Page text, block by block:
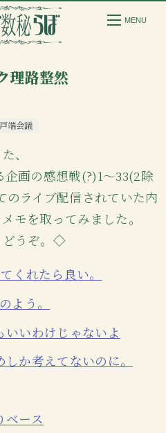
理路整然
端会議
、
画の感想戦(?)1〜33(2除
のライブ配信されていた内
モを取ってみました。
どうぞ。◇
くれたら良い。
よう。
いわけじゃないよ
か考えてないのに。
ベース